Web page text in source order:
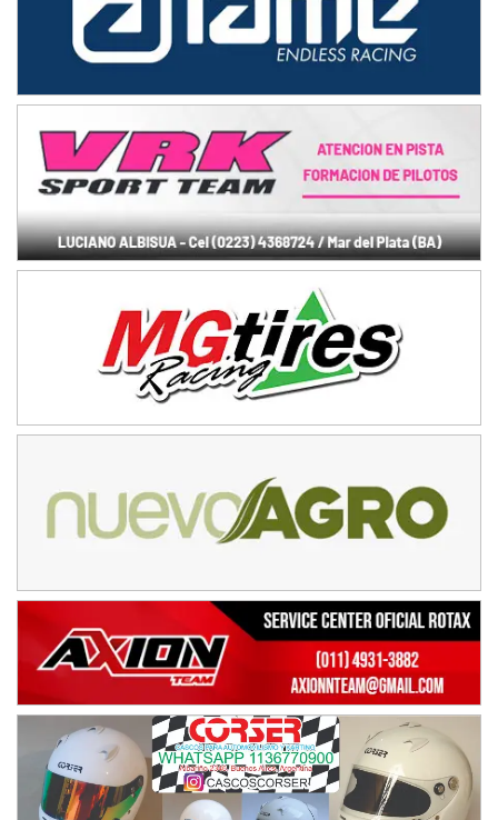
Humboldt (Santa Fe)
NORESTE SANTAFESINO - F6
Avellaneda (Santa Fe)
SUR SANTAFESINO - F4
José Samuel Sánchez (Tierra)
Rufino (Santa Fe)
TUCUMANO - F5
Juan Navarro (Asfalto)
El Timbó (Tucumán)